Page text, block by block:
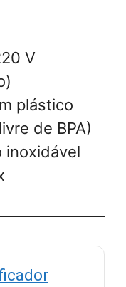
V
plástico
de BPA)
inoxidável